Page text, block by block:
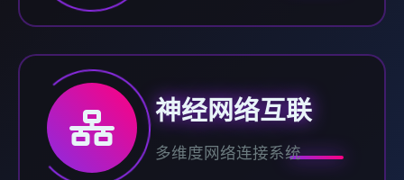
神经网络互联
多维度网络连接系统